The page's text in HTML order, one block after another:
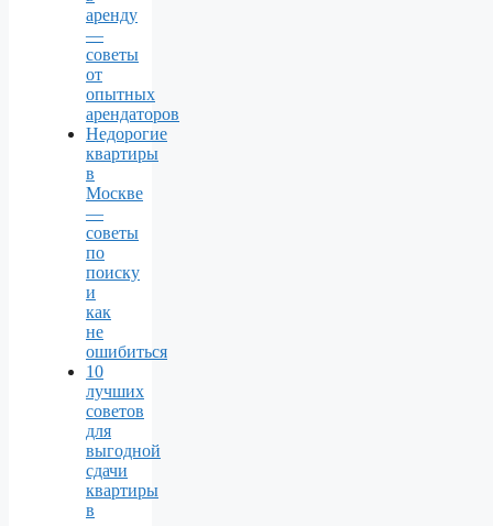
аренду
—
советы
от
опытных
арендаторов
Недорогие
квартиры
в
Москве
—
советы
по
поиску
и
как
не
ошибиться
10
лучших
советов
для
выгодной
сдачи
квартиры
в